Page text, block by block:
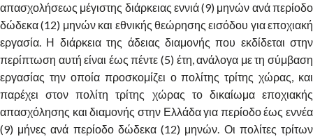
απασχολήσεως μέγιστης διάρκειας εννιά (9) μηνών ανά περίοδο
δώδεκα (12) μηνών και εθνικής θεώρησης εισόδου για εποχιακή
εργασία. Η διάρκεια της άδειας διαμονής που εκδίδεται στην
περίπτωση αυτή είναι έως πέντε (5) έτη, ανάλογα με τη σύμβαση
εργασίας την οποία προσκομίζει ο πολίτης τρίτης χώρας, και
παρέχει στον πολίτη τρίτης χώρας το δικαίωμα εποχιακής
απασχόλησης και διαμονής στην Ελλάδα για περίοδο έως εννέα
(9) μήνες ανά περίοδο δώδεκα (12) μηνών. Οι πολίτες τρίτων